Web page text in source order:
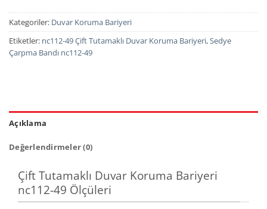
Kategoriler: Duvar Koruma Bariyeri
Etiketler: nc112-49 Çift Tutamaklı Duvar Koruma Bariyeri,Sedye
Çarpma Bandı nc112-49
Açıklama
Değerlendirmeler (0)
Çift Tutamaklı Duvar Koruma Bariyeri
nc112-49 Ölçüleri